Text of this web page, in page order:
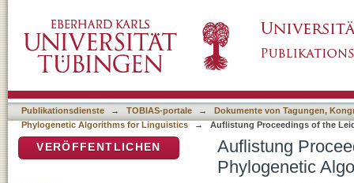
Linguistics nach DDC-Klassifikation
Publikationsdienste → TOBIAS-portale →
Dokumente von Tagungen,
Phylogenetic Algorithms for Linguistics
→ Auflistung Proceedings of the
Auflistung
Phylogenetic
VERÖFFENTLICHEN